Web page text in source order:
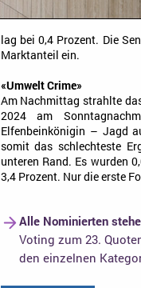
lag bei 0,4 Prozent. Die
Marktanteil ein.
«Umwelt Crime»
Am Nachmittag strahlte
2024 am
Elfenbeinkönigin – Jagd
somit das schlechteste
unteren Rand. Es wurden
3,4 Prozent. Nur die erste
Alle Nominierten
Voting zum 23.
den einzelnen